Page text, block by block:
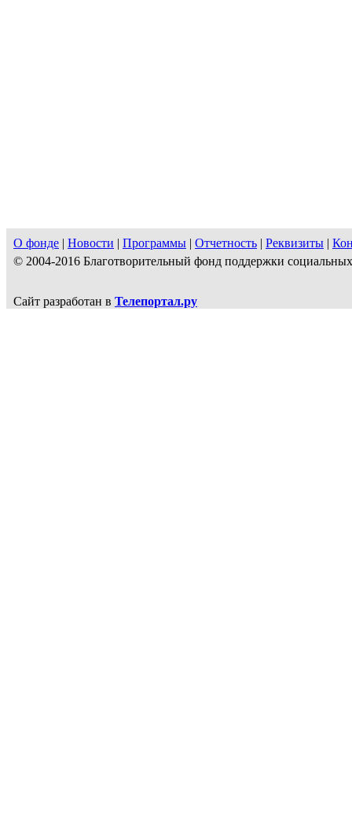
О фонде | Новости | Программы | Отчетность | Реквизиты |
© 2004-2016 Благотворительный фонд поддержки
Сайт разработан в Телепортал.ру